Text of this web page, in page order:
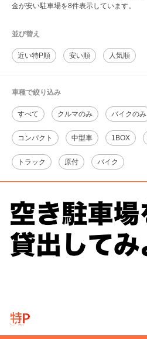
金が安い駐車場を8件表示しています。
並び替え
近い特P順 安い順 人気順
車種で絞り込み
すべて クルマのみ バイクのみ
コンパクト 中型車 1BOX
トラック 原付 バイク